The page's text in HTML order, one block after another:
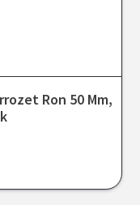
Ron 50 Mm,